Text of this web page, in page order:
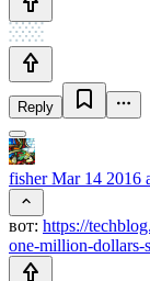
Reply
fisherMar 14 2016
вот: https://
one-million-